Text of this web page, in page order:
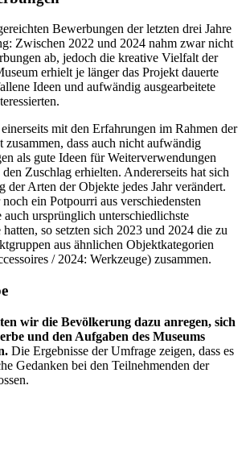
Bewerbungen der letzten drei Jahre
Zwischen 2022 und 2024 nahm zwar nicht
ab, jedoch die kreative Vielfalt der
erhielt je länger das Projekt dauerte
Ideen und aufwändig ausgearbeitete
mit den Erfahrungen im Rahmen der
zusammen, dass auch nicht aufwändig
als gute Ideen für Weiterverwendungen
Zuschlag erhielten. Andererseits hat sich
der Arten der Objekte jedes Jahr verändert.
ein Potpourri aus verschiedensten
ursprünglich unterschiedlichste
so setzten sich 2023 und 2024 die zu
aus ähnlichen Objektkategorien
/ 2024: Werkzeuge) zusammen.
wir die Bevölkerung dazu anregen, sich
und den Aufgaben des Museums
Die Ergebnisse der Umfrage zeigen, dass es
Gedanken bei den Teilnehmenden der